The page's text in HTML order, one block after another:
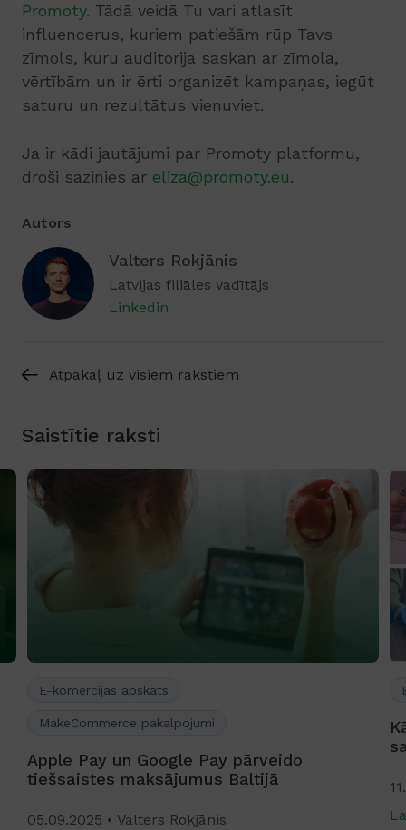
Promoty. Tādā veidā Tu vari atlasīt
influencerus, kuriem patiešām rūp Tavs
zīmols, kuru auditorija saskan ar zīmola,
vērtībām un ir ērti organizēt kampaņas, iegūt
saturu un rezultātus vienuviet.
Ja ir kādi jautājumi par Promoty platformu,
droši sazinies ar eliza@promoty.eu.
Autors
Valters Rokjānis
Latvijas filiāles vadītājs
Linkedin
Atpakaļ uz visiem rakstiem
Saistītie raksti
E-komercijas apskats
MakeCommerce pakalpojumi
Apple Pay un Google Pay pārveido
tiešsaistes maksājumus Baltijā
05.09.2025
Valters Rokjānis